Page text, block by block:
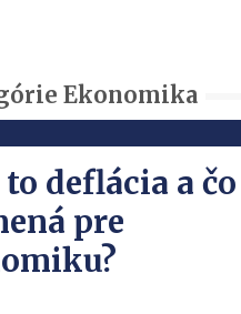
Ekonomika
to deflácia a čo
pre